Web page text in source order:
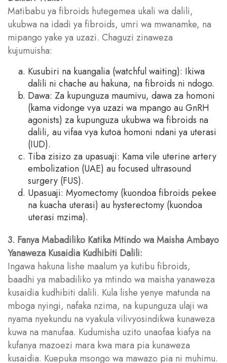
Matibabu ya fibroids hutegemea ukali wa dalili,
ukubwa na idadi ya fibroids, umri wa mwanamke, na
mipango yake ya uzazi. Chaguzi zinaweza
kujumuisha:
Kusubiri na kuangalia (watchful waiting): Ikiwa
dalili ni chache au hakuna, na fibroids ni ndogo.
Dawa: Za kupunguza maumivu, dawa za homoni
(kama vidonge vya uzazi wa mpango au GnRH
agonists) za kupunguza ukubwa wa fibroids na
dalili, au vifaa vya kutoa homoni ndani ya uterasi
(IUD).
Tiba zisizo za upasuaji: Kama vile uterine artery
embolization (UAE) au focused ultrasound
surgery (FUS).
Upasuaji: Myomectomy (kuondoa fibroids pekee
na kuacha uterasi) au hysterectomy (kuondoa
uterasi mzima).
3. Fanya Mabadiliko Katika Mtindo wa Maisha Ambayo
Yanaweza Kusaidia Kudhibiti Dalili:
Ingawa hakuna lishe maalum ya kutibu fibroids,
baadhi ya mabadiliko ya mtindo wa maisha yanaweza
kusaidia kudhibiti dalili. Kula lishe yenye matunda na
mboga nyingi, nafaka nzima, na kupunguza ulaji wa
nyama nyekundu na vyakula vilivyosindikwa kunaweza
kuwa na manufaa. Kudumisha uzito unaofaa kiafya na
kufanya mazoezi mara kwa mara pia kunaweza
kusaidia. Kuepuka msongo wa mawazo pia ni muhimu.